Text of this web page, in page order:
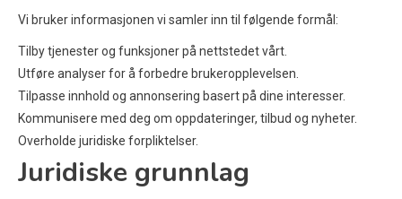
Vi bruker informasjonen vi samler inn til følgende formål:
Tilby tjenester og funksjoner på nettstedet vårt.
Utføre analyser for å forbedre brukeropplevelsen.
Tilpasse innhold og annonsering basert på dine interesser.
Kommunisere med deg om oppdateringer, tilbud og nyheter.
Overholde juridiske forpliktelser.
Juridiske grunnlag